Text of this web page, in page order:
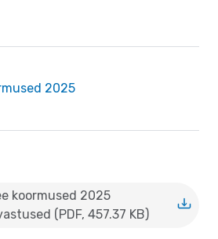
2025
koormused 2025
(PDF, 457.37 KB)